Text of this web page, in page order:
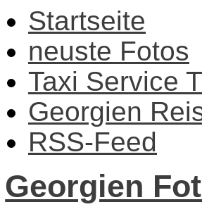
Startseite
neuste Fotos
Taxi Service
Georgien
RSS-Feed
Georgien